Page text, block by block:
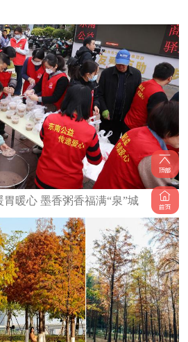
胃暖心 墨香粥香福满“泉”城